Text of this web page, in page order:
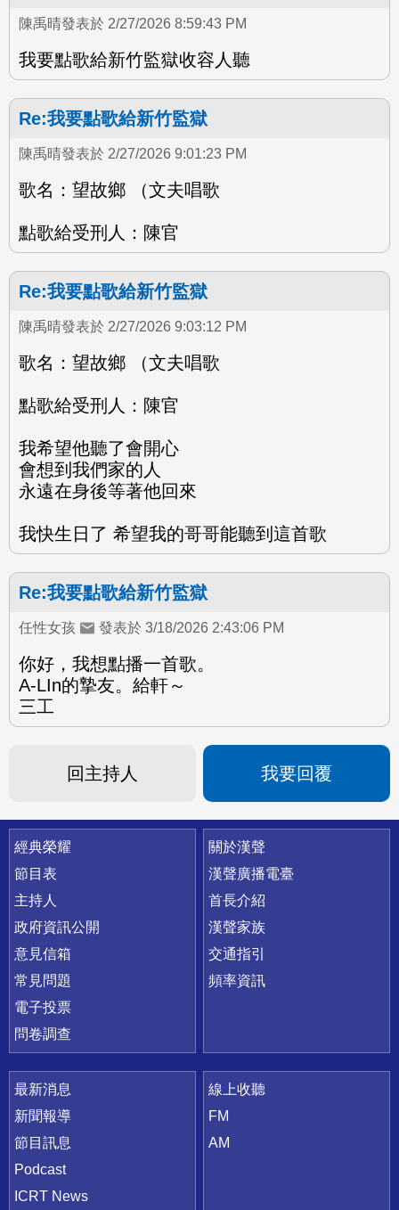
陳禹晴發表於 2/27/2026 8:59:43 PM
我要點歌給新竹監獄收容人聽
Re:我要點歌給新竹監獄
陳禹晴發表於 2/27/2026 9:01:23 PM
歌名：望故鄉 （文夫唱歌
點歌給受刑人：陳官
Re:我要點歌給新竹監獄
陳禹晴發表於 2/27/2026 9:03:12 PM
歌名：望故鄉 （文夫唱歌
點歌給受刑人：陳官
我希望他聽了會開心
會想到我們家的人
永遠在身後等著他回來
我快生日了 希望我的哥哥能聽到這首歌
Re:我要點歌給新竹監獄
任性女孩 發表於 3/18/2026 2:43:06 PM
你好，我想點播一首歌。
A-LIn的摯友。給軒～
三工
回主持人 我要回覆
快速連結
經典榮耀
節目表
主持人
政府資訊公開
意見信箱
常見問題
電子投票
問卷調查
關於漢聲
漢聲廣播電臺
首長介紹
漢聲家族
交通指引
頻率資訊
最新消息
新聞報導
節目訊息
Podcast
ICRT News
線上收聽
FM
AM